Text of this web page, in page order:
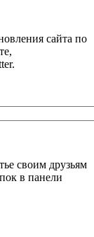
сайта по
своим друзьям
в панели